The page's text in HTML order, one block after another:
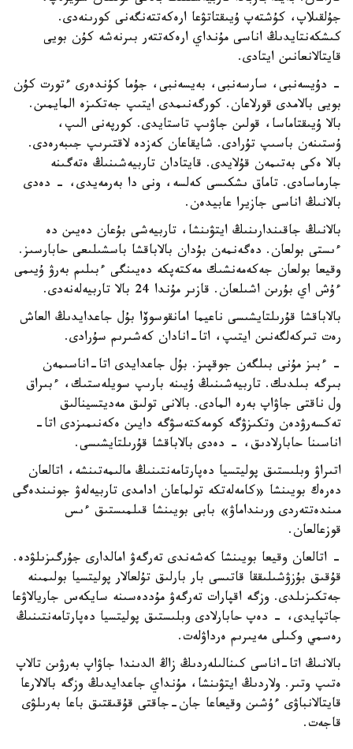
جۇلقىلاپ، كۇشتەپ ۇيىقتاتۋعا ارەكەتتەنگەنى كورىنەدى.
كىشكەنتايدىڭ اناسى مۇنداي ارەكەتتەر بىرنەشە كۇن بويى
قايتالانعانىن ايتادى.
- دۇيسەنبى، سارسەنبى، بەيسەنبى، جۇما كۇندەرى ءتورت كۇن
بويى بالامدى قورلاعان. كورگەنىمدى ايتىپ جەتكىزە المايمىن.
بالا ۇيىقتاماسا، قولىن جاۋىپ تاستايدى. كورپەنى الىپ،
ۇستىنەن باسىپ تۇرادى. شايقاعان كەزدە لاقتىرىپ جىبەرەدى.
بالا ەكى بەتىمەن قۇلايدى. قايتادان تاربيەشىنىڭ ەتەگىنە
جارماسادى. تاماق ىشكىسى كەلسە، ونى دا بەرمەيدى، - دەدى
بالانىڭ اناسى جازيرا عابيدەن.
بالانىڭ جاقىندارىنىڭ ايتۋىنشا، تاربيەشى بۇعان دەيىن دە
ءىستى بولعان. دەگەنمەن بۇدان بالاباقشا باسشىلىعى حابارسىز.
وقيعا بولعان جەكەمەنشىك مەكتەپكە دەيىنگى ءبىلىم بەرۋ ۇيىمى
ءۇش اي بۇرىن اشىلعان. قازىر مۇندا 24 بالا تاربيەلەنەدى.
بالاباقشا قۇرىلتايشىسى ناعيما امانقوسوۆا بۇل جاعدايدىڭ العاش
رەت تىركەلگەنىن ايتىپ، اتا-انادان كەشىرىم سۇرادى.
- ءبىز مۇنى بىلگەن جوقپىز. بۇل جاعدايدى اتا-اناسىمەن
بىرگە بىلدىك. تاربيەشىنىڭ ۇيىنە بارىپ سويلەستىك، ءبىراق
ول ناقتى جاۋاپ بەرە المادى. بالانى تولىق مەديتسينالىق
تەكسەرۋدەن وتكىزۋگە كومەكتەسۋگە دايىن ەكەنىمىزدى اتا-
اناسىنا حابارلادىق، - دەدى بالاباقشا قۇرىلتايشىسى.
اتىراۋ وبلىستىق پوليتسيا دەپارتامەنتىنىڭ مالىمەتىنشە، اتالعان
دەرەك بويىنشا «كامەلەتكە تولماعان ادامدى تاربيەلەۋ جونىندەگى
مىندەتتەردى ورىنداماۋ» بابى بويىنشا قىلمىستىق ءىس
قوزعالعان.
- اتالعان وقيعا بويىنشا كەشەندى تەرگەۋ امالدارى جۇرگىزىلۋدە.
قۇقىق بۇزۋشىلىققا قاتىسى بار بارلىق تۇلعالار پوليتسيا بولىمىنە
جەتكىزىلدى. وزگە اقپارات تەرگەۋ مۇددەسىنە سايكەس جاريالاۋعا
جاتپايدى، - دەپ حابارلادى وبلىستىق پوليتسيا دەپارتامەنتىنىڭ
رەسمي وكىلى مەيىرىم ەرداۋلەت.
بالانىڭ اتا-اناسى كىنالىلەردىڭ زاڭ الدىندا جاۋاپ بەرۋىن تالاپ
ەتىپ وتىر. ولاردىڭ ايتۋىنشا، مۇنداي جاعدايدىڭ وزگە بالالارعا
قايتالانباۋى ءۇشىن وقيعاعا جان-جاقتى قۇقىقتىق باعا بەرىلۋى
قاجەت.